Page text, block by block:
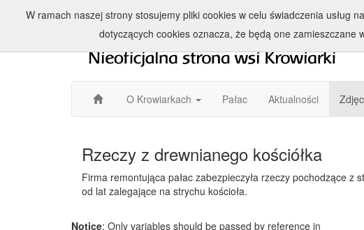
O Krowiarkach Pałac Aktualności
Rzeczy z drewnianego kościółka
Firma remontująca pałac zabezpieczyła rzeczy pochodzące z
od lat zalegające na strychu kościoła.
Notice: Only variables should be passed by reference in
W ramach naszej strony stosujemy pliki cookies w celu świadczenia usług
dotyczących cookies oznacza, że będą one